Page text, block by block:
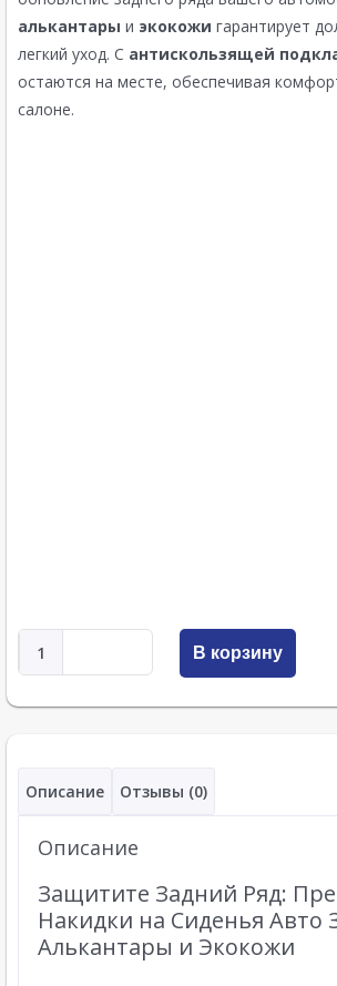
алькантары и экокожи гарантирует
легкий уход. С антискользящей
остаются на месте, обеспечивая
салоне.
В корзину
Описание Отзывы (0)
Описание
Защитите Задний Ряд:
Накидки на Сиденья Авто
Алькантары и Экокожи